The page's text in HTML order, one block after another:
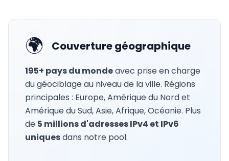
🌍 Couverture géographique
195+ pays du mondeavec prise en charge
du géociblage au niveau de la ville. Régions
principales : Europe, Amérique du Nord et
Amérique du Sud, Asie, Afrique, Océanie. Plus
de 5 millions d'adresses IPv4 et IPv6
uniquesdans notre pool.